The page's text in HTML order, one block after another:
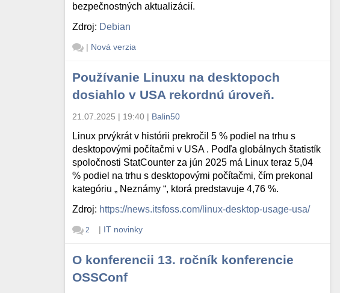
bezpečnostných aktualizácií.
Zdroj: Debian
| Nová verzia
Používanie Linuxu na desktopoch
dosiahlo v USA rekordnú úroveň.
21.07.2025 | 19:40 | Balin50
Linux prvýkrát v histórii prekročil 5 % podiel na trhu s
desktopovými počítačmi v USA . Podľa globálnych štatistík
spoločnosti StatCounter za jún 2025 má Linux teraz 5,04
% podiel na trhu s desktopovými počítačmi, čím prekonal
kategóriu „ Neznámy “, ktorá predstavuje 4,76 %.
Zdroj: https://news.itsfoss.com/linux-desktop-usage-usa/
2 | IT novinky
O konferencii 13. ročník konferencie
OSSConf